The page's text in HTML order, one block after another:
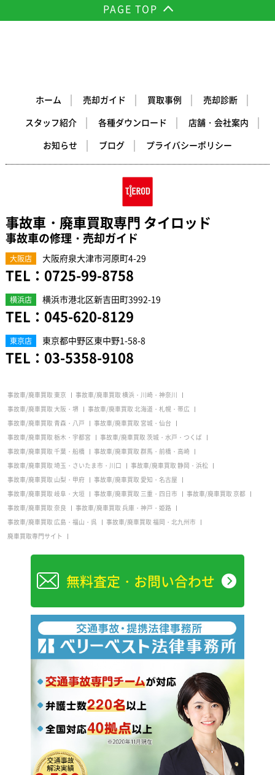
PAGE TOP
ホーム 売却ガイド 買取事例
売却診断
スタッフ紹介
各種ダウンロード
店舗・会社案内
お知らせ
ブログ プライバシーポリシー
事故車・廃車買取専門 タイロッド
事故車の修理・売却ガイド
大阪店 大阪府泉大津市河原町4-29
TEL： 0725-99-8758
横浜店 横浜市港北区新吉田町3992-19
TEL： 045-620-8129
東京店 東京都中野区東中野1-58-8
TEL： 03-5358-9108
事故車/廃車買取 東京
事故車/廃車買取 横浜・川崎・神奈川
事故車/廃車買取 大阪・堺
事故車/廃車買取 北海道・札幌・帯広
事故車/廃車買取 青森・八戸
事故車/廃車買取 宮城・仙台
事故車/廃車買取 栃木・宇都宮
事故車/廃車買取 茨城・水戸・つくば
事故車/廃車買取 千葉・船橋
事故車/廃車買取 群馬・前橋・高崎
事故車/廃車買取 埼玉・さいたま市・川口
事故車/廃車買取 静岡・浜松
事故車/廃車買取 山梨・甲府
事故車/廃車買取 愛知・名古屋
事故車/廃車買取 岐阜・大垣
事故車/廃車買取 三重・四日市
事故車/廃車買取 京都
事故車/廃車買取 奈良
事故車/廃車買取 兵庫・神戸・姫路
事故車/廃車買取 広島・福山・呉
事故車/廃車買取 福岡・北九州市
廃車買取専門サイト
無料査定・お問い合わせ